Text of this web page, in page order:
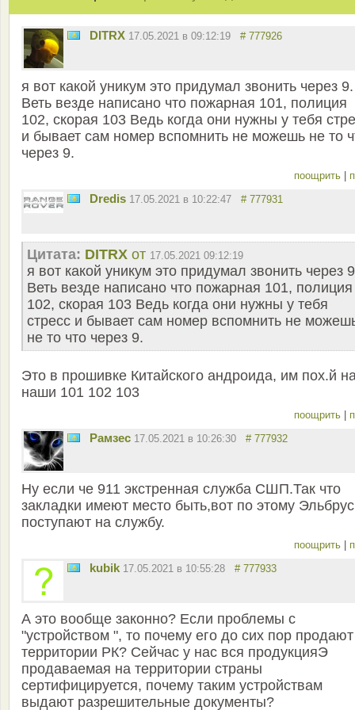
DITRX 17.05.2021 в 09:12:19 # 777926
я вот какой уникум это придумал звонить через 9.
Веть везде написано что пожарная 101, полиция
102, скорая 103 Ведь когда они нужны у тебя
и бывает сам номер вспомнить не можешь не то
через 9.
поощрить
Dredis 17.05.2021 в 10:22:47 # 777931
Цитата: DITRX от 17.05.2021 09:12:19
я вот какой уникум это придумал звонить через
Веть везде написано что пожарная 101, полиция
102, скорая 103 Ведь когда они нужны у тебя
стресс и бывает сам номер вспомнить не
не то что через 9.
Это в прошивке Китайского андроида, им пох.й
наши 101 102 103
поощрить
Рамзес 17.05.2021 в 10:26:30 # 777932
Ну если че 911 экстренная служба СШП.Так что
закладки имеют место быть,вот по этому
поступают на службу.
поощрить
kubik 17.05.2021 в 10:55:28 # 777933
А это вообще законно? Если проблемы с
"устройством ", то почему его до сих пор
территории РК? Сейчас у нас вся продукцияЭ
продаваемая на территории страны
сертифицируется, почему таким устройствам
выдают разрешительные документы?